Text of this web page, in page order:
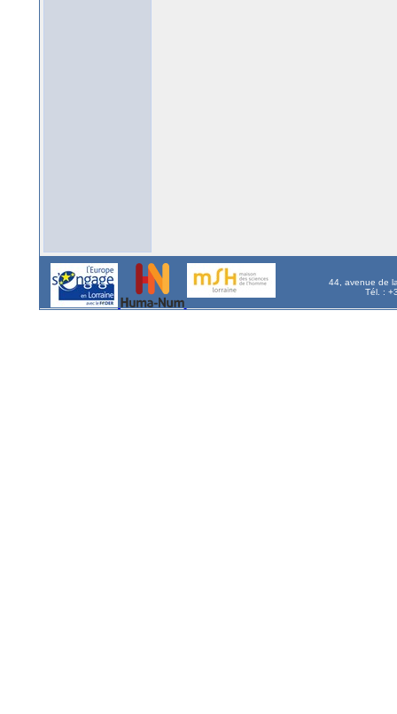
44, avenue de
Tél. :